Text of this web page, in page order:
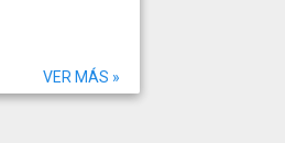
VER MÁS »